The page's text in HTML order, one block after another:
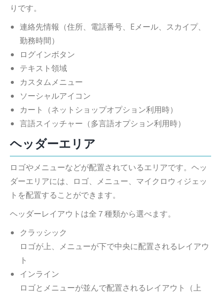
りです。
連絡先情報（住所、電話番号、Eメール、スカイプ、
勤務時間）
ログインボタン
テキスト領域
カスタムメニュー
ソーシャルアイコン
カート（ネットショップオプション利用時）
言語スイッチャー（多言語オプション利用時）
ヘッダーエリア
ロゴやメニューなどが配置されているエリアです。ヘッ
ダーエリアには、ロゴ、メニュー、マイクロウィジェッ
トを配置することができます。
ヘッダーレイアウトは全７種類から選べます。
クラッシック
ロゴが上、メニューが下で中央に配置されるレイアウ
ト
インライン
ロゴとメニューが並んで配置されるレイアウト（上